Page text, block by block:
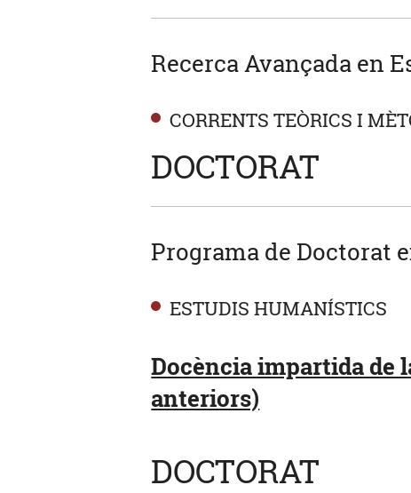
Recerca Avançada en
CORRENTS TEÒRICS I
DOCTORAT
Programa de Doctorat
ESTUDIS HUMANÍSTICS
Docència impartida de
anteriors)
DOCTORAT